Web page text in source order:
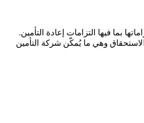
فيها التزامات إعادة التأمين.
وهي ما يُمكّن شركة التأمين